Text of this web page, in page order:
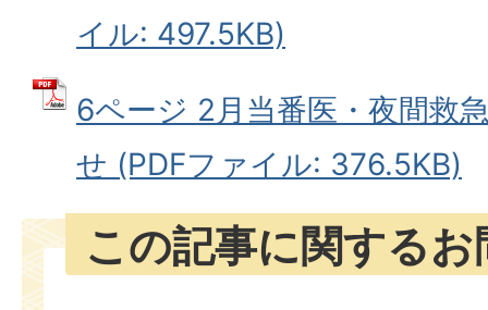
イル: 497.5KB)
6ページ 2月当番医・夜間救
せ (PDFファイル: 376.5KB)
この記事に関する